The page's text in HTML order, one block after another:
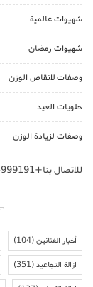
شهيوات عالمية
شهيوات رمضان
وصفات لانقاص الوزن
حلويات العيد
وصفات لزيادة الوزن
للاتصال بنا+212614999191
أخبار الفنانين(104)
ازالة التجاعيد(351)